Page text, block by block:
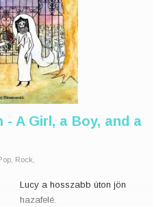
A Girl, a Boy, and a
Rock,
Lucy a hosszabb úton jön
hazafelé.